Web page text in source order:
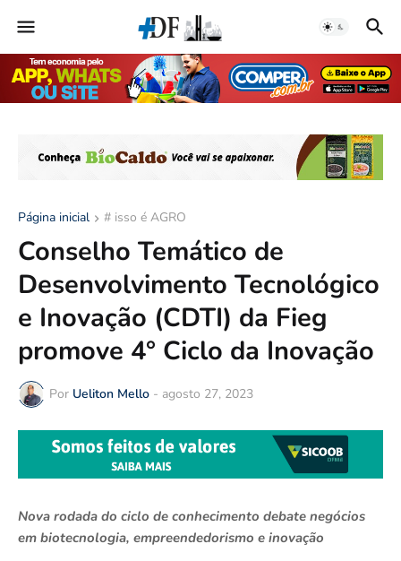
Página inicial # isso é AGRO
Conselho Temático de
Desenvolvimento Tecnológico
e Inovação (CDTI) da Fieg
promove 4° Ciclo da Inovação
Por Ueliton Mello - agosto 27, 2023
Nova rodada do ciclo de conhecimento debate negócios
em biotecnologia, empreendedorismo e inovação